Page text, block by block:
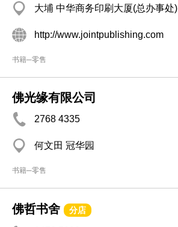
大埔 中华商务印刷大厦(总办事处)
http://www.jointpublishing.com
书籍─零售
佛光缘有限公司
2768 4335
何文田 冠华园
书籍─零售
佛哲书舍 分店